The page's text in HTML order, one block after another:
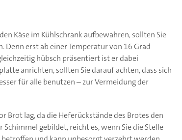
Käse im Kühlschrank aufbewahren, sollten Sie
Denn erst ab einer Temperatur von 16 Grad
hübsch präsentiert ist er dabei
anrichten, sollten Sie darauf achten, dass sich
für alle benutzen – zur Vermeidung der
Brot lag, da die Heferückstände des Brotes den
gebildet, reicht es, wenn Sie die Stelle